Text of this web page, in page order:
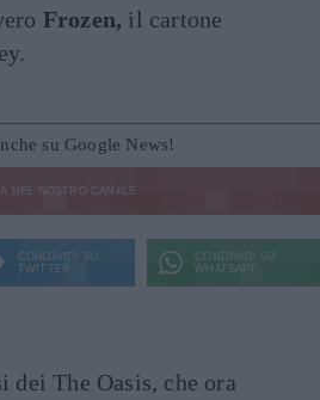
Frozen, il cartone
su Google News!
NEL NOSTRO CANALE
CONDIVIDI SU
TWITTER
CONDIVIDI SU
WHATSAPP
dei The Oasis, che ora